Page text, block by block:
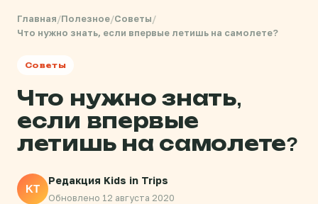
Главная/Полезное/Советы/
Что нужно знать, если впервые летишь на самолете?
Советы
Что нужно знать,
если впервые
летишь на самолете?
KT
Редакция Kids in Trips
Обновлено 12 августа 2020